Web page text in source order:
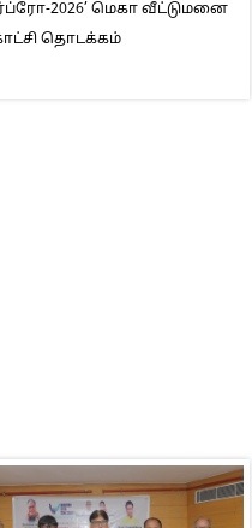
2026’ மெகா வீட்டுமனை
தொடக்கம்